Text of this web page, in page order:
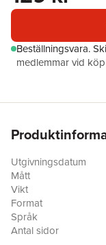
Beställningsvara.
medlemmar vid
Utgivningsdatum
Mått
Vikt
Format
Språk
Antal sidor